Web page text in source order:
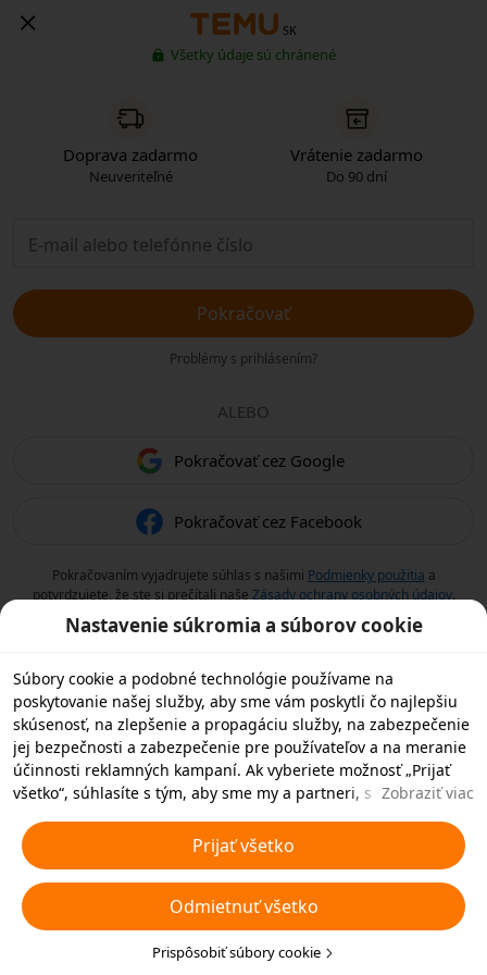
SK
Všetky údaje sú chránené
Doprava zadarmo
Neuveriteľné
Vrátenie zadarmo
Do 90 dní
Pokračovať
Problémy s prihlásením?
ALEBO
Pokračovať cez Google
Pokračovať cez Facebook
Pokračovaním vyjadrujete súhlas s našimi Podmienky použitia a
potvrdzujete, že ste si prečítali naše Zásady ochrany osobných údajov.
Nastavenie súkromia a súborov cookie
Súbory cookie a podobné technológie používame na
poskytovanie našej služby, aby sme vám poskytli čo najlepšiu
skúsenosť, na zlepšenie a propagáciu služby, na zabezpečenie
jej bezpečnosti a zabezpečenie pre používateľov a na meranie
účinnosti reklamných kampaní. Ak vyberiete možnosť „Prijať
všetko“, súhlasíte s tým, aby sme my a partneri, s ktorými
technológie vo vašom zariadení na reklamné účely. Môžete tiež
zvoliť možnosť „Odmietnuť všetky“ nedôležité súbory cookie
alebo vybrať, ktoré typy súborov cookie chcete prijať alebo
zakázať, kliknutím na tlačidlo „Prispôsobiť súbory cookie“ nižšie
alebo kedykoľvek v nastaveniach ochrany osobných údajov.
Viac informácií nájdete v našichPravidlách týkajúcich sa
Zobraziť viac
Prijať všetko
Odmietnuť všetko
Prispôsobiť súbory cookie